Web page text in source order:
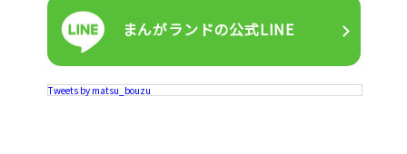
まんがランドの公式LINE
Tweets by matsu_bouzu